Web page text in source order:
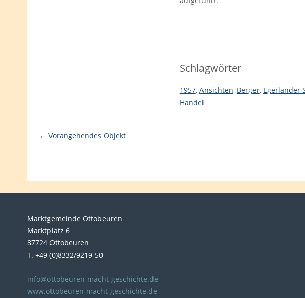
Schlagwörter
1957, Ansichten, Berger, Egerländer
Handel
← Vorangehendes Objekt
Marktgemeinde Ottobeuren
Marktplatz 6
87724 Ottobeuren
T. +49 (0)8332/9219-50
info@ottobeuren-macht-geschichte.de
www.ottobeuren-macht-geschichte.de